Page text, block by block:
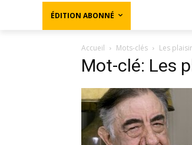
ÉDITION ABONNÉ
Accueil Mots-clés Les
Mot-clé: Les